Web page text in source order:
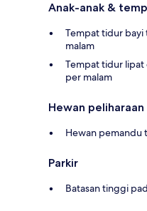
Anak-anak &
Tempat tidur bayi
malam
Tempat tidur lipat
per malam
Hewan peliharaan
Hewan pemandu
Parkir
Batasan tinggi